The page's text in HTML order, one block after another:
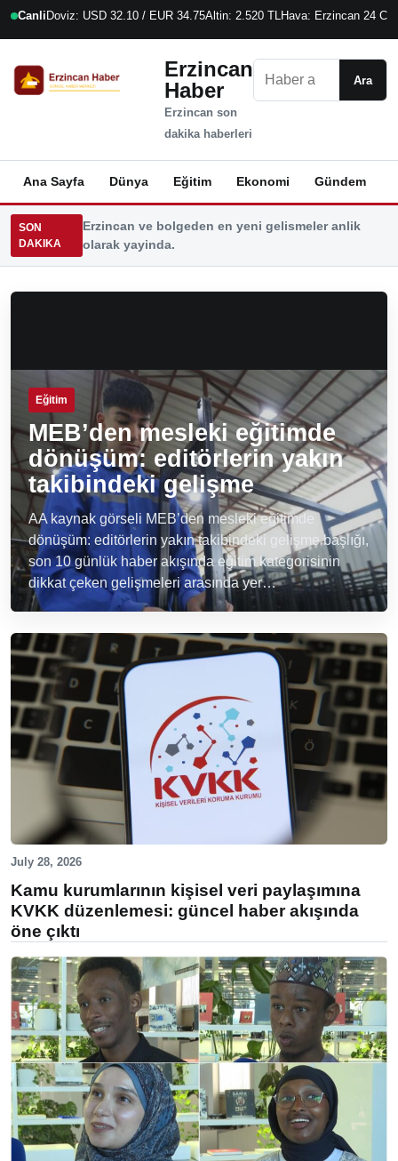
Canli Doviz: USD 32.10 / EUR 34.75Altin: 2.520 TLHava: Erzincan 24 C
Erzincan
Haber
Erzincan son
dakika haberleri
Ara
Ana Sayfa Dünya Eğitim Ekonomi Gündem
SON
DAKIKA
Erzincan ve bolgeden en yeni gelismeler anlik
olarak yayinda.
Eğitim
MEB’den mesleki eğitimde
dönüşüm: editörlerin yakın
takibindeki gelişme
AA kaynak görseli MEB’den mesleki eğitimde
dönüşüm: editörlerin yakın takibindeki gelişme başlığı,
son 10 günlük haber akışında eğitim kategorisinin
dikkat çeken gelişmeleri arasında yer…
July 28, 2026
Kamu kurumlarının kişisel veri paylaşımına
KVKK düzenlemesi: güncel haber akışında
öne çıktı